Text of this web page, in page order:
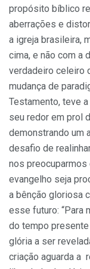
propósito bíblico
aberrações e
a igreja brasileira,
cima, e não com a
verdadeiro celeiro
mudança de
Testamento, teve
seu redor em prol
demonstrando um
desafio de
nos preocuparmos
evangelho seja
a bênção gloriosa
esse futuro: “Para
do tempo
glória a ser
criação aguarda a